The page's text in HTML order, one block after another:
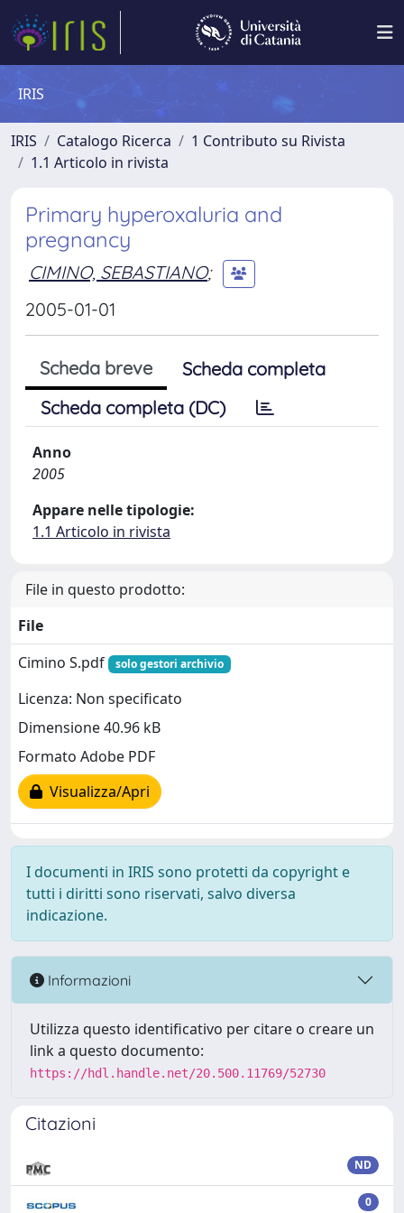
IRIS
IRIS Catalogo Ricerca
1 Contributo su Rivista
1.1 Articolo in rivista
Primary hyperoxaluria and
pregnancy
CIMINO, SEBASTIANO;
2005-01-01
Scheda breve
Scheda completa
Scheda completa (DC)
Anno
2005
Appare nelle tipologie:
1.1 Articolo in rivista
File in questo prodotto:
File
Cimino S.pdf
solo gestori archivio
Licenza: Non specificato
Dimensione 40.96 kB
Formato Adobe PDF
Visualizza/Apri
I documenti in IRIS sono protetti da copyright e
tutti i diritti sono riservati, salvo diversa
indicazione.
Informazioni
Utilizza questo identificativo per citare o creare un
link a questo documento:
https://hdl.handle.net/20.500.11769/52730
Citazioni
ND
0